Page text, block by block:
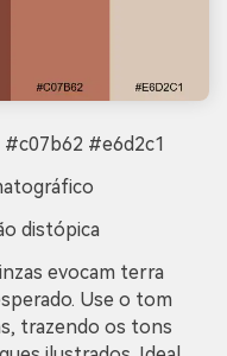
#e6d2c1
distópica
evocam terra
Use o tom
trazendo os tons